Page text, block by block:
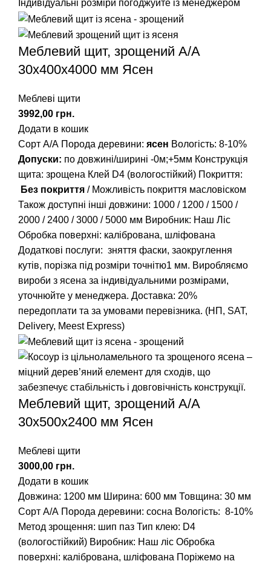
Індивідуальні розміри погоджуйте із менеджером
Меблевий щит, зрощений A/А
30х400х4000 мм Ясен
Меблеві щити
грн.
Додати в кошик
Сорт А/А Порода деревини: ясен Вологість: 8-10%
Допуски: по довжині/ширині -0м;+5мм Конструкція
щита: зрощена Клей D4 (вологостійкий) Покриття:
Без покриття / Можливість покриття масловіском
Також доступні інші довжини: 1000 / 1200 / 1500 /
2000 / 2400 /3000 /5000 мм Виробник: Наш Ліс
Обробка поверхні: калібрована, шліфована
Додаткові послуги: зняття фаски, заокруглення
кутів, порізка під розміри точнітю1 мм. Виробляємо
вироби з ясена за індивідуальними розмірами,
уточнюйте у менеджера. Доставка: 20%
передоплати та за умовами перевізника. (НП, SAT,
Delivery, Meest Express)
Меблевий щит, зрощений A/А
30х500х2400 мм Ясен
Меблеві щити
грн.
Додати в кошик
Довжина: 1200 мм Ширина: 600 мм Товщина: 30 мм
Сорт А/А Порода деревини: сосна Вологість: 8-10%
Метод зрощення: шип паз Тип клею: D4
(вологостійкий) Виробник: Наш ліс Обробка
поверхні: калібрована, шліфована Поріжемо на